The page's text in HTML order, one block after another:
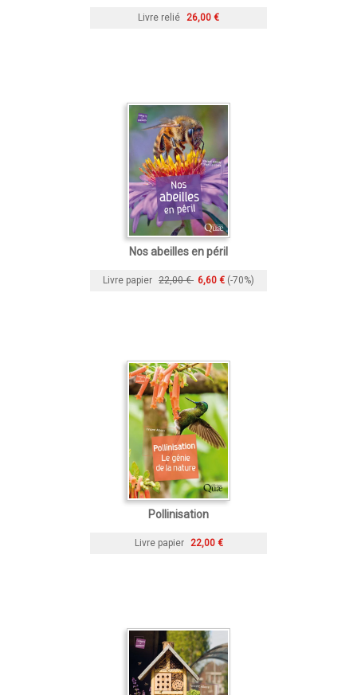
Livre relié 26,00 €
Nos abeilles en péril
Livre papier 22,00 € 6,60 € (-70%)
Pollinisation
Livre papier 22,00 €